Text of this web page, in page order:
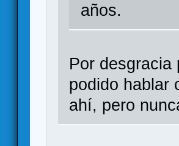
años.
Por desgracia
podido hablar
ahí, pero